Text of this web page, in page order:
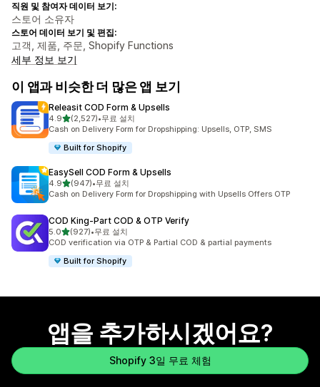
직원 및 참여자 데이터 보기:
스토어 소유자
스토어 데이터 보기 및 편집:
고객, 제품, 주문, Shopify Functions
세부 정보 보기
이 앱과 비슷한 더 많은 앱 보기
Releasit COD Form & Upsells
4.9별 5개 중
(2,527)
총 리뷰 2527개
•무료 설치
Cash on Delivery Form for Dropshipping: Upsells, OTP, SMS
Built for Shopify
EasySell COD Form & Upsells
4.9별 5개 중
(947)
총 리뷰 947개
•무료 설치
Cash on Delivery Form for Dropshipping with Upsells Offers OTP
COD King‑Part COD & OTP Verify
5.0별 5개 중
(927)
총 리뷰 927개
•무료 설치
COD verification via OTP & Partial COD & partial payments
Built for Shopify
앱을 추가하시겠어요?
Shopify 3일 무료 체험